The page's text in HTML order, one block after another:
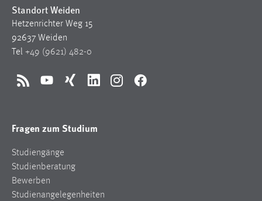
Standort Weiden
Hetzenrichter Weg 15
92637 Weiden
Tel +49 (9621) 482-0
RSS YouTubeXing LinkedInInstagramFacebook
Fragen zum Studium
Studiengänge
Studienberatung
Bewerben
Studienangelegenheiten